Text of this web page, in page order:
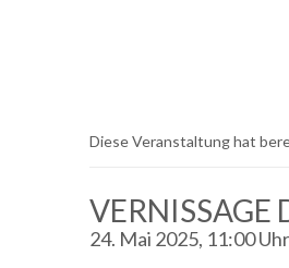
Diese Veranstaltung hat
VERNISSAGE
24. Mai 2025, 11:00 Uhr